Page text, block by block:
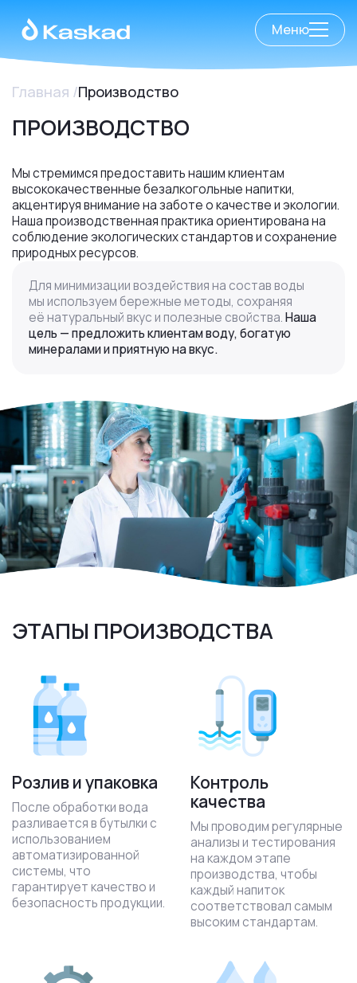
Меню
Главная Производство
ПРОИЗВОДСТВО
Мы стремимся предоставить нашим клиентам
высококачественные безалкогольные напитки,
акцентируя внимание на заботе о качестве и экологии.
Наша производственная практика ориентирована на
соблюдение экологических стандартов и сохранение
природных ресурсов.
Для минимизации воздействия на состав воды
мы используем бережные методы, сохраняя
её натуральный вкус и полезные свойства.Наша
цель — предложить клиентам воду, богатую
минералами и приятную на вкус.
ЭТАПЫ ПРОИЗВОДСТВА
Розлив и упаковка
После обработки вода
разливается в бутылки с
использованием
автоматизированной
системы, что
гарантирует качество и
безопасность продукции.
Контроль
качества
Мы проводим регулярные
анализы и тестирования
на каждом этапе
производства, чтобы
каждый напиток
соответствовал самым
высоким стандартам.